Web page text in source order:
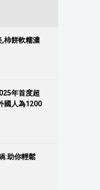
,柿餅軟糯濃
年首度超
國人為1200
:助你輕鬆